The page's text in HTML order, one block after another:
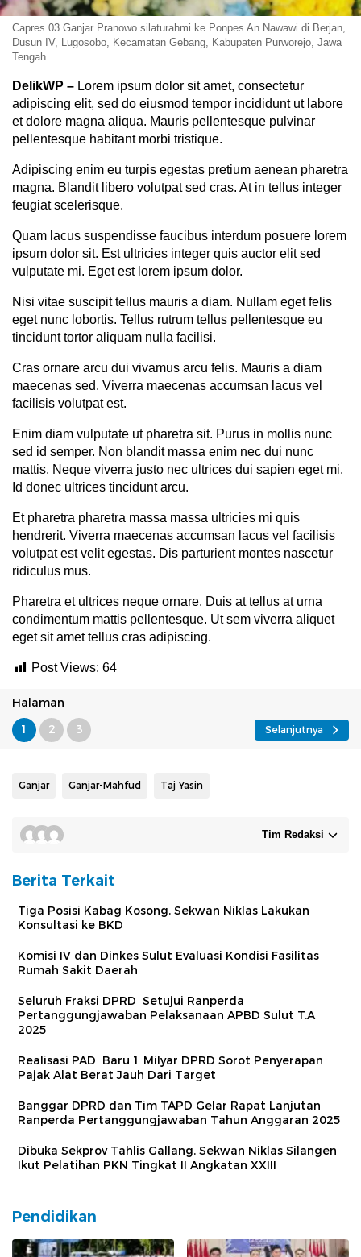
Capres 03 Ganjar Pranowo silaturahmi ke Ponpes An Nawawi di Berjan,
Dusun IV, Lugosobo, Kecamatan Gebang, Kabupaten Purworejo, Jawa
Tengah
DelikWP – Lorem ipsum dolor sit amet, consectetur
adipiscing elit, sed do eiusmod tempor incididunt ut labore
et dolore magna aliqua. Mauris pellentesque pulvinar
pellentesque habitant morbi tristique.
Adipiscing enim eu turpis egestas pretium aenean pharetra
magna. Blandit libero volutpat sed cras. At in tellus integer
feugiat scelerisque.
Quam lacus suspendisse faucibus interdum posuere lorem
ipsum dolor sit. Est ultricies integer quis auctor elit sed
vulputate mi. Eget est lorem ipsum dolor.
Nisi vitae suscipit tellus mauris a diam. Nullam eget felis
eget nunc lobortis. Tellus rutrum tellus pellentesque eu
tincidunt tortor aliquam nulla facilisi.
Cras ornare arcu dui vivamus arcu felis. Mauris a diam
maecenas sed. Viverra maecenas accumsan lacus vel
facilisis volutpat est.
Enim diam vulputate ut pharetra sit. Purus in mollis nunc
sed id semper. Non blandit massa enim nec dui nunc
mattis. Neque viverra justo nec ultrices dui sapien eget mi.
Id donec ultrices tincidunt arcu.
Et pharetra pharetra massa massa ultricies mi quis
hendrerit. Viverra maecenas accumsan lacus vel facilisis
volutpat est velit egestas. Dis parturient montes nascetur
ridiculus mus.
Pharetra et ultrices neque ornare. Duis at tellus at urna
condimentum mattis pellentesque. Ut sem viverra aliquet
eget sit amet tellus cras adipiscing.
Post Views: 64
Halaman
1
2 3 Selanjutnya
Ganjar Ganjar-Mahfud Taj Yasin
Tim Redaksi
Berita Terkait
Tiga Posisi Kabag Kosong, Sekwan Niklas Lakukan
Konsultasi ke BKD
Komisi IV dan Dinkes Sulut Evaluasi Kondisi Fasilitas
Rumah Sakit Daerah
Seluruh Fraksi DPRD Setujui Ranperda
Pertanggungjawaban Pelaksanaan APBD Sulut T.A
2025
Realisasi PAD Baru 1 Milyar DPRD Sorot Penyerapan
Pajak Alat Berat Jauh Dari Target
Banggar DPRD dan Tim TAPD Gelar Rapat Lanjutan
Ranperda Pertanggungjawaban Tahun Anggaran 2025
Dibuka Sekprov Tahlis Gallang, Sekwan Niklas Silangen
Ikut Pelatihan PKN Tingkat II Angkatan XXIII
Pendidikan